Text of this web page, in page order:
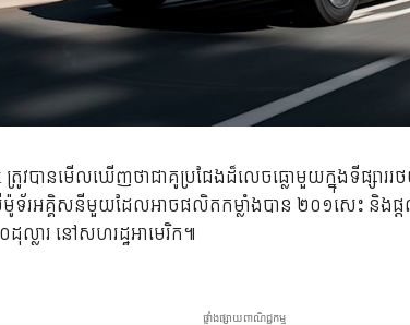
រូវបានមើលឃើញថាជាគូប្រជែងដ៏លេចធ្លោមួយក្នុងទីផ្សារ
រើម៉ូទ័រអគ្គិសនីមួយដែលអាចផលិតកម្លាំងបាន ២០១សេះ និង
ល្លារ នៅសហរដ្ឋអាមេរិក៕
ផ្ទាំងផ្សាយពាណិជ្ជកម្ម